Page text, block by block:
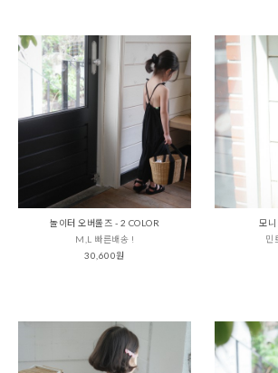
놀이터 오버롤즈 - 2 COLOR
M,L 빠른배송 !
30,600원
모
민